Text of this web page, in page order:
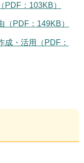
PDF：103KB）
（PDF：149KB）
成・活用（PDF：